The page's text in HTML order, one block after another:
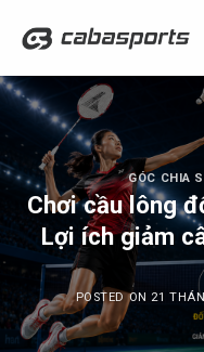
GÓC CHIA
Chơi cầu lông
Lợi ích giảm
POSTED ON 21